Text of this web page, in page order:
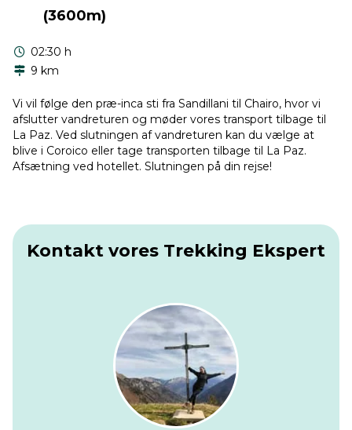
(3600m)
02:30 h
9 km
Vi vil følge den præ-inca sti fra Sandillani til Chairo, hvor vi
afslutter vandreturen og møder vores transport tilbage til
La Paz. Ved slutningen af vandreturen kan du vælge at
blive i Coroico eller tage transporten tilbage til La Paz.
Afsætning ved hotellet. Slutningen på din rejse!
Kontakt vores Trekking Ekspert